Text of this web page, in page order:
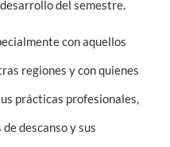
del semestre.
con aquellos
regiones y con quienes
prácticas profesionales,
descanso y sus